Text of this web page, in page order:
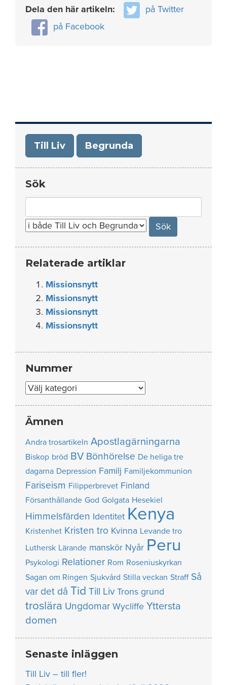
Dela den här artikeln:
på Twitter
på Facebook
Till Liv Begrunda
Sök
for:
Relaterade artiklar
Missionsnytt
Missionsnytt
Missionsnytt
Missionsnytt
Nummer
Nummer
Ämnen
Andra trosartikeln Apostlagärningarna
Biskop bröd BV Bönhörelse De heliga tre
dagarna Depression Familj Familjekommunion
Fariseism Filipperbrevet Finland
Försanthållande God Golgata Hesekiel
Himmelsfärden Identitet Kenya
Kristenhet Kristen tro Kvinna Levande tro
Luthersk Lärande manskör Nyår Peru
Psykologi Relationer Rom Roseniuskyrkan
Sagan om Ringen Sjukvård Stilla veckan Straff Så
var det då Tid Till Liv Trons grund
troslära Ungdomar Wycliffe Yttersta
domen
Senaste inläggen
Till Liv – till fler!